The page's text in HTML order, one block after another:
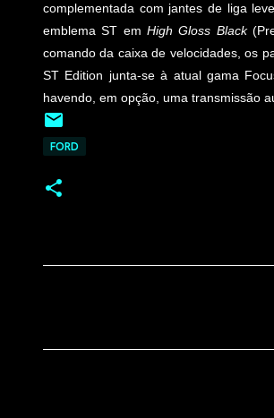
complementada com jantes de liga
emblema ST emHigh Gloss Black
comando da caixa de velocidades, os
ST Edition junta-se à atual gama
havendo, em opção, uma transmissão
FORD